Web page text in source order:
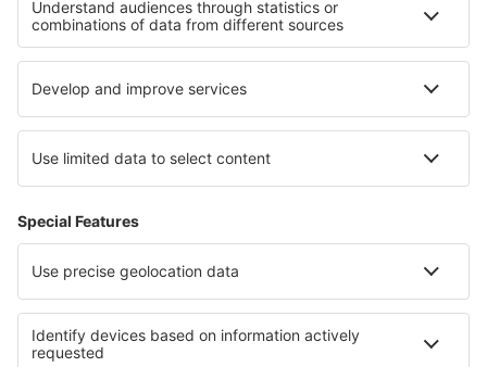
Hotel a Zante Hotel in Sardegna Hotel in Pag Island
Hotel a Parco nazionale Călimani
Hotel ad Atacama